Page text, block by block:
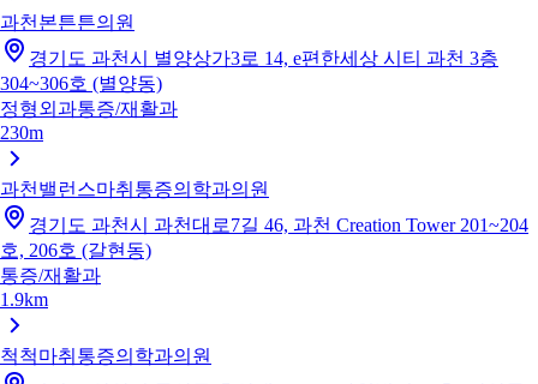
과천본튼튼의원
경기도 과천시 별양상가3로 14, e편한세상 시티 과천 3층
304~306호 (별양동)
정형외과통증/재활과
230m
과천밸런스마취통증의학과의원
경기도 과천시 과천대로7길 46, 과천 Creation Tower 201~204
호, 206호 (갈현동)
통증/재활과
1.9km
척척마취통증의학과의원